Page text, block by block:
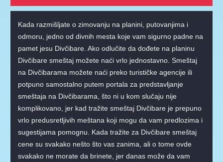
Kada razmišljate o zimovanju na planini, putovanjima i
odmoru, jedno od divnih mesta koje vam sigurno padne na
pamet jesu Divčibare. Ako odlučite da dođete na planinu
Divčibare smeštaj možete naći vrlo jednostavno. Smeštaj
na Divčibarama možete naći preko turističke agencije ili
potpuno samostalno putem portala za predstavljanje
smeštaja na Divčibarama, što ni u kom slučaju nije
komplikovano, jer kad tražite smeštaj Divčibare je prepuno
vrlo predusretljivih meštana koji mogu da vam predlozima i
sugestijama pomognu. Kada tražite za Divčibare smeštaj
cene su svakako nešto što vas zanima, ali o tome ovde
svakako ne morate da brinete, jer danas može da vam